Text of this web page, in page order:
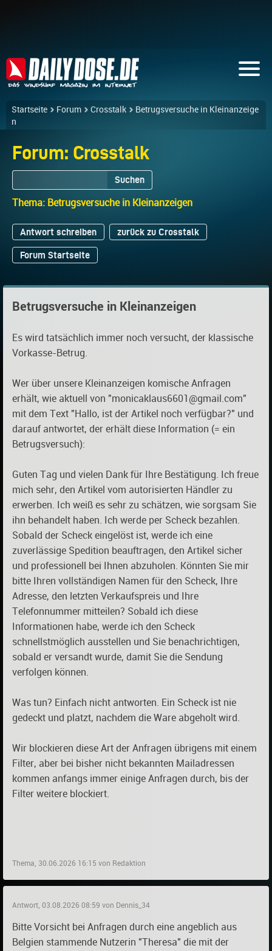
Startseite Forum Crosstalk
Betrugsversuche in Kleinanzeige
n
Forum: Crosstalk
Suchen
Thema: Betrugsversuche in Kleinanzeigen
Antwort schreiben zurück zu Crosstalk
Forum Startseite
Betrugsversuche in Kleinanzeigen
Es wird tatsächlich immer noch versucht, der klassische
Vorkasse-Betrug.
Wer über unsere Kleinanzeigen komische Anfragen
erhält, wie aktuell von "monicaklaus6601@gmail.com"
mit dem Text "Hallo, ist der Artikel noch verfügbar?" und
darauf antwortet, der erhält diese Information (= ein
Betrugsversuch):
Guten Tag und vielen Dank für Ihre Bestätigung. Ich freue
mich sehr, den Artikel vom autorisierten Händler zu
erwerben. Ich weiß es sehr zu schätzen, wie sorgsam Sie
ihn behandelt haben. Ich werde per Scheck bezahlen.
Sobald der Scheck eingelöst ist, werde ich eine
zuverlässige Spedition beauftragen, den Artikel sicher
und professionell bei Ihnen abzuholen. Könnten Sie mir
bitte Ihren vollständigen Namen für den Scheck, Ihre
Adresse, den letzten Verkaufspreis und Ihre
Telefonnummer mitteilen? Sobald ich diese
Informationen habe, werde ich den Scheck
schnellstmöglich ausstellen und Sie benachrichtigen,
sobald er versandt wurde, damit Sie die Sendung
verfolgen können.
Was tun? Einfach nicht antworten. Ein Scheck ist nie
gedeckt und platzt, nachdem die Ware abgeholt wird.
Wir blockieren diese Art der Anfragen übrigens mit einem
Filter, aber bei bisher nicht bekannten Mailadressen
kommen anfangs immer einige Anfragen durch, bis der
Filter weitere blockiert.
Thema, 30.06.2026 16:15 von Redaktion
Antwort, 03.08.2026 08:59 von Dennis_34
Bitte Vorsicht bei Anfragen durch eine angeblich aus
Belgien stammende Nutzerin "Theresa" die mit der